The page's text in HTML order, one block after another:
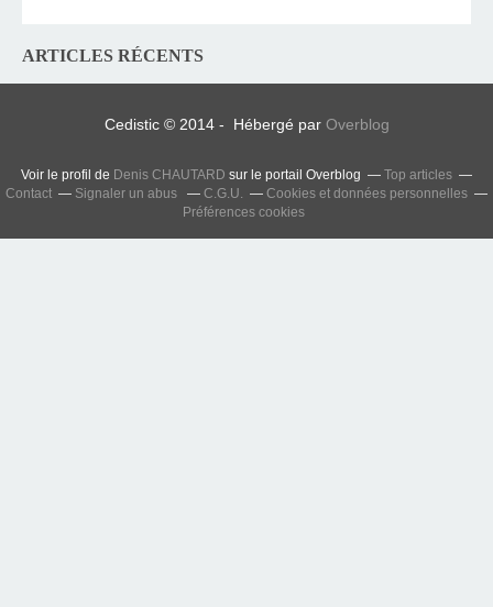
ARTICLES RÉCENTS
Cedistic © 2014 - Hébergé par Overblog
Voir le profil de Denis CHAUTARD sur le portail Overblog
Top articles
Contact
Signaler un abus C.G.U.
Cookies et données personnelles
Préférences cookies